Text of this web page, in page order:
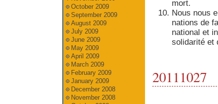
mort.
Nous nous
nations de
national et
solidarité et
20111027
October 2009
September 2009
August 2009
July 2009
June 2009
May 2009
April 2009
March 2009
February 2009
January 2009
December 2008
November 2008